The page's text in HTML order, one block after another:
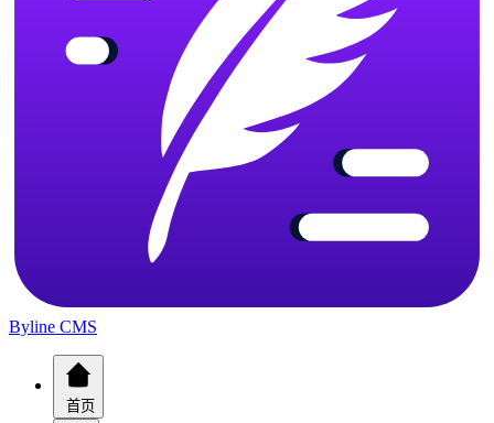
Byline CMS
首页